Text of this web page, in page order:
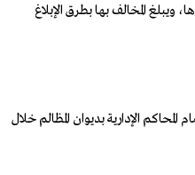
ويبلغ المخالف بها بطرق الإبلاغ
الإدارية بديوان المظالم خلال